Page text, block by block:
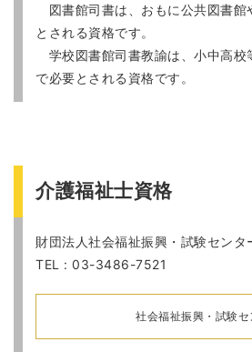
図書館司書は、おもに公共図書館
とされる資格です。
学校図書館司書教諭は、小中高校
で必要とされる資格です。
介護福祉士資格
財団法人社会福祉振興・試験セン
TEL : 03-3486-7521
社会福祉振興・試験セ